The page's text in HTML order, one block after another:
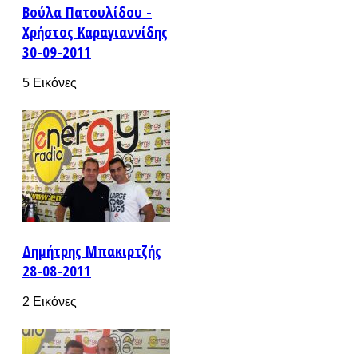
Βούλα Πατουλίδου -
Χρήστος Καραγιαννίδης
30-09-2011
5 Εικόνες
Δημήτρης Μπακιρτζής
28-08-2011
2 Εικόνες